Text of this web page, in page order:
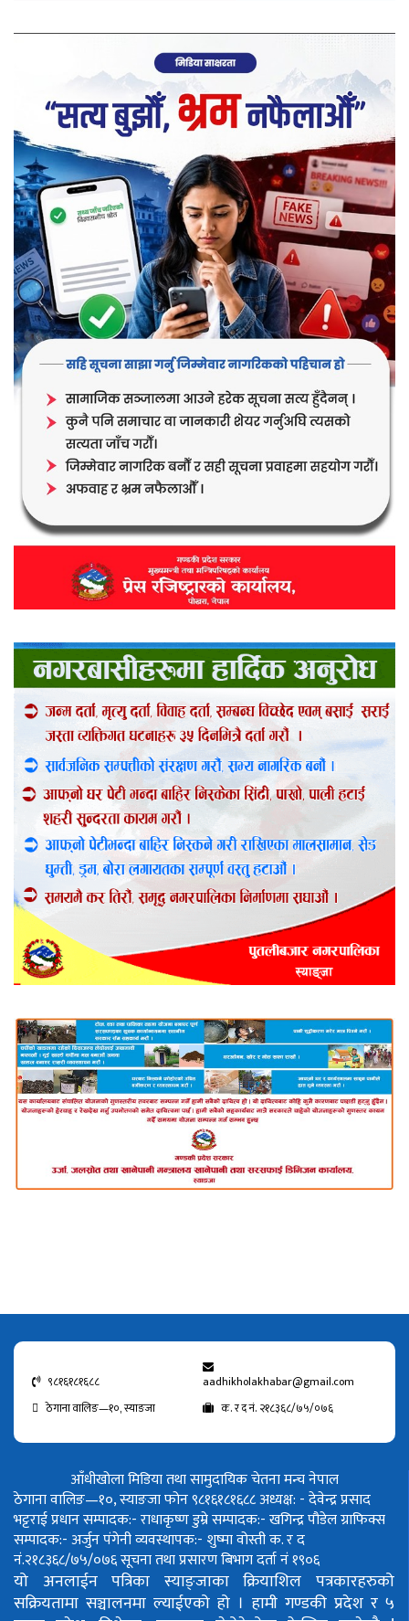
९८१६१८१६८८
aadhikholakhabar@gmail.com
ठेगाना वालिङ—१०, स्याङजा
क. र द नं. २१८३६८/७५/०७६
आँधीखोला मिडिया तथा सामुदायिक चेतना मन्च नेपाल
ठेगाना वालिङ—१०, स्याङजा फोन ९८१६१८१६८८अध्यक्ष: - देवेन्द्र प्रसाद
भट्टराईप्रधान सम्पादक:- राधाकृष्ण डुम्रेसम्पादक:- खगिन्द्र पौडेलग्राफिक्स
सम्पादक:- अर्जुन पंगेनीव्यवस्थापक:- शुष्मा वोस्तीक. र द
नं.२१८३६८/७५/०७६सूचना तथा प्रसारण बिभाग दर्ता नं १९०६
यो अनलाईन पत्रिका स्याङ्जाका क्रियाशिल पत्रकारहरुको
सक्रियतामा सञ्चालनमा ल्याईएको हो । हामी गण्डकी प्रदेश र ५